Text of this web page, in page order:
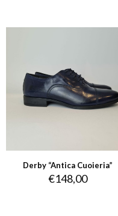
Derby “Antica Cuoieria”
€148,00